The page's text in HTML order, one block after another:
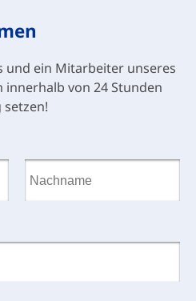
und ein Mitarbeiter unseres
von 24 Stunden